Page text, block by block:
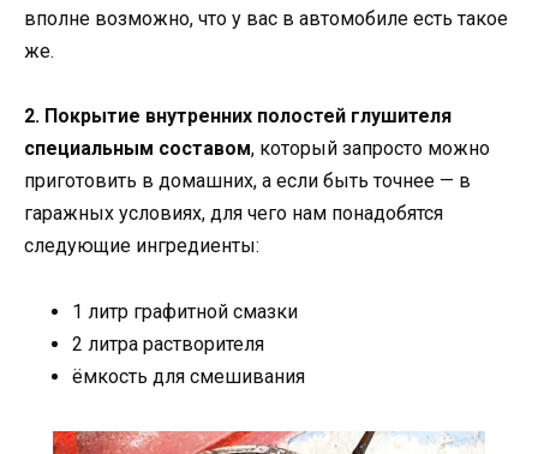
вполне возможно, что у вас в автомобиле есть такое
же.
2. Покрытие внутренних полостей глушителя
специальным составом, который запросто можно
приготовить в домашних, а если быть точнее — в
гаражных условиях, для чего нам понадобятся
следующие ингредиенты:
1 литр графитной смазки
2 литра растворителя
ёмкость для смешивания